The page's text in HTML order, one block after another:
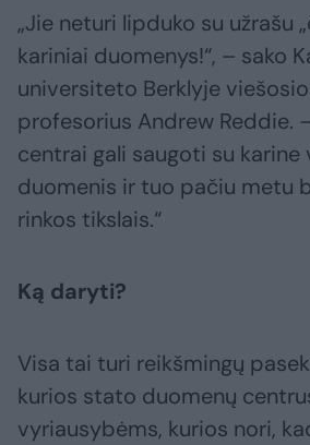
„Jie neturi lipduko su užrašu
kariniai duomenys!“, – sako
universiteto Berklyje
profesorius Andrew Reddie.
centrai gali saugoti su karine
duomenis ir tuo pačiu metu
rinkos tikslais.“
Ką daryti?
Visa tai turi reikšmingų
kurios stato duomenų
vyriausybėms, kurios nori,